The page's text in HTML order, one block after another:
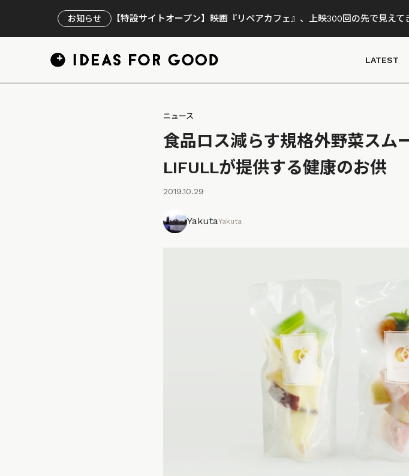
お知らせ 【特設サイトオープン】映画『リペアカフェ』、上映300回の先で見えて
LATEST
ニュース
食品ロス減らす規格外野菜スム
LIFULLが提供する健康のお供
2019.10.29
YakutaYakuta